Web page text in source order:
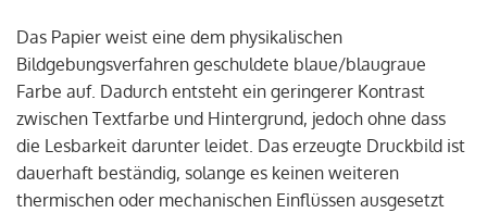
Das Papier weist eine dem physikalischen
Bildgebungsverfahren geschuldete blaue/blaugraue
Farbe auf. Dadurch entsteht ein geringerer Kontrast
zwischen Textfarbe und Hintergrund, jedoch ohne dass
die Lesbarkeit darunter leidet. Das erzeugte Druckbild ist
dauerhaft beständig, solange es keinen weiteren
thermischen oder mechanischen Einflüssen ausgesetzt